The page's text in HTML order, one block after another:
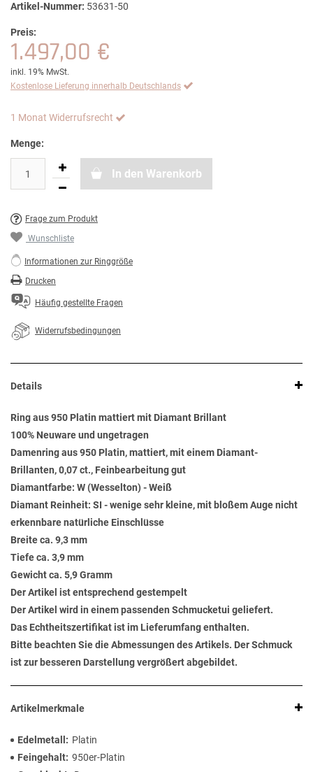
Artikel-Nummer: 53631-50
Preis:
1.497,00 €
inkl. 19% MwSt.
Kostenlose Lieferung innerhalb Deutschlands
1 Monat Widerrufsrecht
Menge:
In den Warenkorb
Frage zum Produkt
Wunschliste
Informationen zur Ringgröße
Drucken
Häufig gestellte Fragen
Widerrufsbedingungen
Details
Ring aus 950 Platin mattiert mit Diamant Brillant
100% Neuware und ungetragen
Damenring aus 950 Platin, mattiert, mit einem Diamant-
Brillanten, 0,07 ct., Feinbearbeitung gut
Diamantfarbe: W (Wesselton) - Weiß
Diamant Reinheit: SI - wenige sehr kleine, mit bloßem Auge nicht
erkennbare natürliche Einschlüsse
Breite ca. 9,3 mm
Tiefe ca. 3,9 mm
Gewicht ca. 5,9 Gramm
Der Artikel ist entsprechend gestempelt
Der Artikel wird in einem passenden Schmucketui geliefert.
Das Echtheitszertifikat ist im Lieferumfang enthalten.
Bitte beachten Sie die Abmessungen des Artikels. Der Schmuck
ist zur besseren Darstellung vergrößert abgebildet.
Artikelmerkmale
Edelmetall
Platin
Feingehalt 950er-Platin